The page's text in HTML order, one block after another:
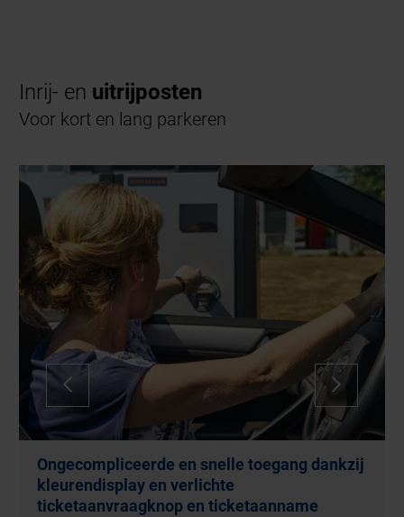
Inrij- en uitrijposten
Voor kort en lang parkeren
Ongecompliceerde en snelle toegang dankzij
kleurendisplay en verlichte
ticketaanvraagknop en ticketaanname